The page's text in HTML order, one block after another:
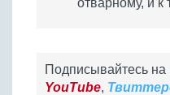
отварному, и к
Подписывайтесь на
YouTube,